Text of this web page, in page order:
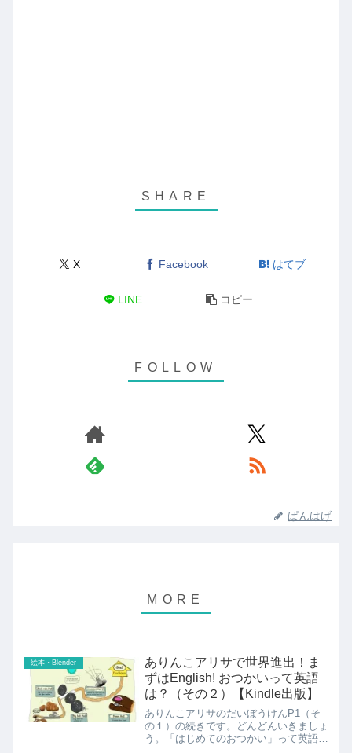
X Facebook はてブ
LINE コピー
ぱんはげ
絵本・Blender
ありんこアリサで世界進出！ま
ずはEnglish! おつかいって英語
は？（その２）【Kindle出版】
ありんこアリサのだいぼうけんP1（そ
の１）の続きです。どんどんいきましょ
う。「はじめてのおつかい」って英語で